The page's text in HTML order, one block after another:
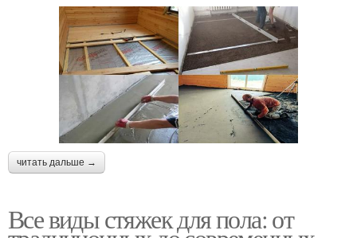
читать дальше →
Все виды стяжек для пола: от